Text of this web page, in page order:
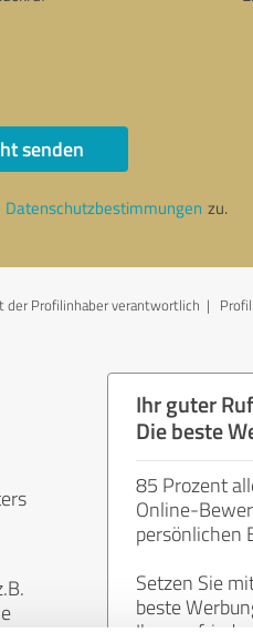
senden
Datenschutzbestimmungen zu.
der Profilinhaber verantwortlich | Profil
Ihr guter
Die beste
85 Prozent
Online-
persönlichen
Setzen Sie
beste
Ihrer